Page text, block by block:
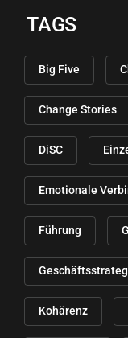
TAGS
Big Five
Change Stories
DiSC
Emotionale
Führung
Kohärenz